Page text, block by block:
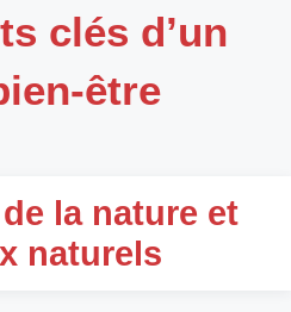
clés d’un
être
la nature et
naturels